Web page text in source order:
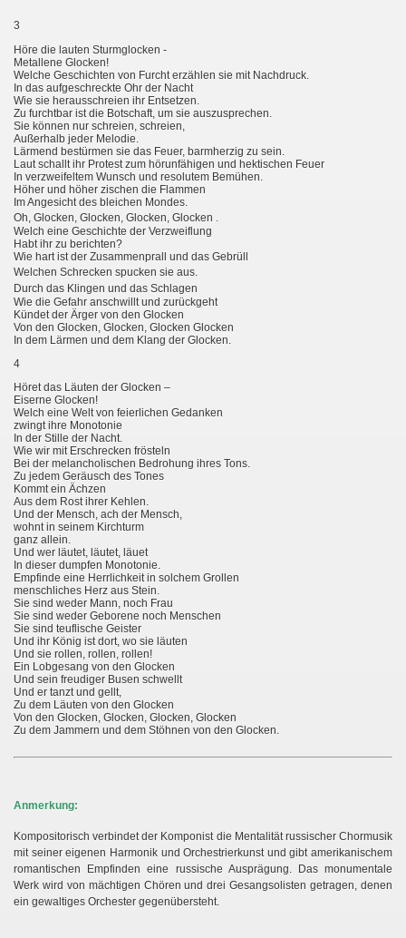
3
Höre die lauten Sturmglocken -
Metallene Glocken!
Welche Geschichten von Furcht erzählen sie mit Nachdruck.
In das aufgeschreckte Ohr der Nacht
Wie sie herausschreien ihr Entsetzen.
Zu furchtbar ist die Botschaft, um sie auszusprechen.
Sie können nur schreien, schreien,
Außerhalb jeder Melodie.
Lärmend bestürmen sie das Feuer, barmherzig zu sein.
Laut schallt ihr Protest zum hörunfähigen und hektischen Feuer
In verzweifeltem Wunsch und resolutem Bemühen.
Höher und höher zischen die Flammen
Im Angesicht des bleichen Mondes.
Oh, Glocken, Glocken, Glocken, Glocken
Welch eine Geschichte der Verzweiflung
Habt ihr zu berichten?
Wie hart ist der Zusammenprall und das Gebrüll
Welchen Schrecken spucken sie aus.
Durch das Klingen und das Schlagen
Wie die Gefahr anschwillt und zurückgeht
Kündet der Ärger von den Glocken
Von den Glocken, Glocken, Glocken Glocken
In dem Lärmen und dem Klang der Glocken.
4
Höret das Läuten der Glocken –
Eiserne Glocken!
Welch eine Welt von feierlichen Gedanken
zwingt ihre Monotonie
In der Stille der Nacht.
Wie wir mit Erschrecken frösteln
Bei der melancholischen Bedrohung ihres Tons.
Zu jedem Geräusch des Tones
Kommt ein Ächzen
Aus dem Rost ihrer Kehlen.
Und der Mensch, ach der Mensch,
wohnt in seinem Kirchturm
ganz allein.
Und wer läutet, läutet, läuet
In dieser dumpfen Monotonie.
Empfinde eine Herrlichkeit in solchem Grollen
menschliches Herz aus Stein.
Sie sind weder Mann, noch Frau
Sie sind weder Geborene noch Menschen
Sie sind teuflische Geister
Und ihr König ist dort, wo sie läuten
Und sie rollen, rollen, rollen!
Ein Lobgesang von den Glocken
Und sein freudiger Busen schwellt
Und er tanzt und gellt,
Zu dem Läuten von den Glocken
Von den Glocken, Glocken, Glocken, Glocken
Zu dem Jammern und dem Stöhnen von den Glocken.
Anmerkung:
Kompositorisch verbindet der Komponist die Mentalität russischer Chormusik
mit seiner eigenen Harmonik und Orchestrierkunst und gibt amerikanischem
romantischen Empfinden eine russische Ausprägung. Das monumentale
Werk wird von mächtigen Chören und drei Gesangsolisten getragen, denen
ein gewaltiges Orchester gegenübersteht.